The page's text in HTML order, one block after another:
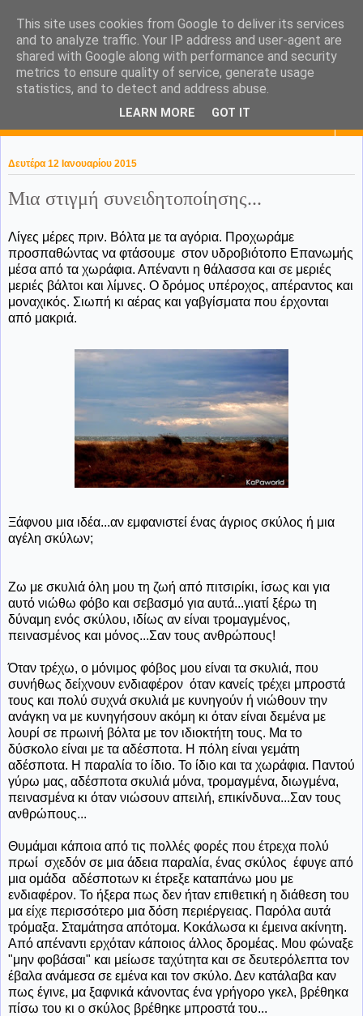
KaPa. Me without you...tea
without a biscuit!
Δευτέρα 12 Ιανουαρίου 2015
Μια στιγμή συνειδητοποίησης...
Λίγες μέρες πριν. Βόλτα με τα αγόρια. Προχωράμε
προσπαθώντας να φτάσουμε στον υδροβιότοπο Επανωμής
μέσα από τα χωράφια. Απέναντι η θάλασσα και σε μεριές
μεριές βάλτοι και λίμνες. Ο δρόμος υπέροχος, απέραντος και
μοναχικός. Σιωπή κι αέρας και γαβγίσματα που έρχονται
από μακριά.
Ξάφνου μια ιδέα...αν εμφανιστεί ένας άγριος σκύλος ή μια
αγέλη σκύλων;
Ζω με σκυλιά όλη μου τη ζωή από πιτσιρίκι, ίσως και για
αυτό νιώθω φόβο και σεβασμό για αυτά...γιατί ξέρω τη
δύναμη ενός σκύλου, ιδίως αν είναι τρομαγμένος,
πεινασμένος και μόνος...Σαν τους ανθρώπους!
Όταν τρέχω, ο μόνιμος φόβος μου είναι τα σκυλιά, που
συνήθως δείχνουν ενδιαφέρον όταν κανείς τρέχει μπροστά
τους και πολύ συχνά σκυλιά με κυνηγούν ή νιώθουν την
ανάγκη να με κυνηγήσουν ακόμη κι όταν είναι δεμένα με
λουρί σε πρωινή βόλτα με τον ιδιοκτήτη τους. Μα το
δύσκολο είναι με τα αδέσποτα. Η πόλη είναι γεμάτη
αδέσποτα. Η παραλία το ίδιο. Το ίδιο και τα χωράφια. Παντού
γύρω μας, αδέσποτα σκυλιά μόνα, τρομαγμένα, διωγμένα,
πεινασμένα κι όταν νιώσουν απειλή, επικίνδυνα...Σαν τους
ανθρώπους...
Θυμάμαι κάποια από τις πολλές φορές που έτρεχα πολύ
πρωί σχεδόν σε μια άδεια παραλία, ένας σκύλος έφυγε από
μια ομάδα αδέσποτων κι έτρεξε καταπάνω μου με
ενδιαφέρον. Το ήξερα πως δεν ήταν επιθετική η διάθεση του
μα είχε περισσότερο μια δόση περιέργειας. Παρόλα αυτά
τρόμαξα. Σταμάτησα απότομα. Κοκάλωσα κι έμεινα ακίνητη.
Από απέναντι ερχόταν κάποιος άλλος δρομέας. Μου φώναξε
"μην φοβάσαι" και μείωσε ταχύτητα και σε δευτερόλεπτα τον
έβαλα ανάμεσα σε εμένα και τον σκύλο. Δεν κατάλαβα καν
πως έγινε, μα ξαφνικά κάνοντας ένα γρήγορο γκελ, βρέθηκα
πίσω του κι ο σκύλος βρέθηκε μπροστά του...
This site uses cookies from Google to deliver its services
and to analyze traffic. Your IP address and user-agent are
shared with Google along with performance and security
metrics to ensure quality of service, generate usage
statistics, and to detect and address abuse.
LEARN MORE GOT IT